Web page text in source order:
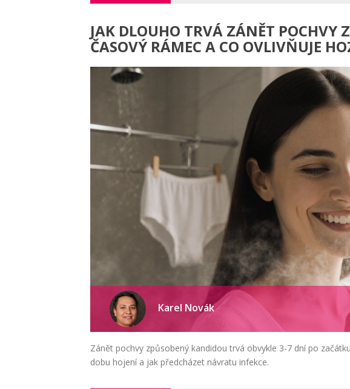
JAK DLOUHO TRVÁ ZÁNĚT POCHVY
ČASOVÝ RÁMEC A CO OVLIVŇUJE
Karel Novák
Zánět pochvy způsobený kandidou trvá obvykle 3-7 dní po
dobu hojení a jak předcházet návratu infekce.